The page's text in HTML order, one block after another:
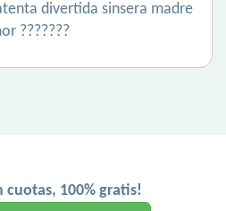
divertida sinsera madre
???????
cuotas, 100% gratis!